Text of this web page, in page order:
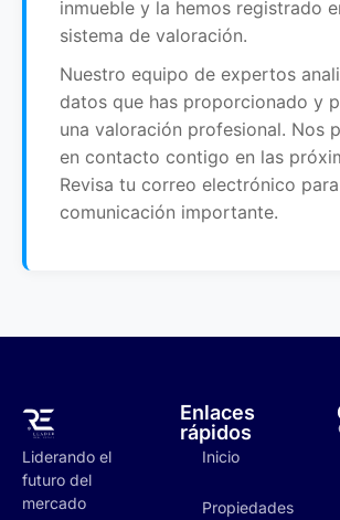
inmueble y la hemos registrado
sistema de valoración.
Nuestro equipo de expertos
datos que has proporcionado y
una valoración profesional. Nos
en contacto contigo en las
Revisa tu correo electrónico
comunicación importante.
Liderando el
futuro del
mercado
Enlaces
rápidos
Inicio
Propiedades